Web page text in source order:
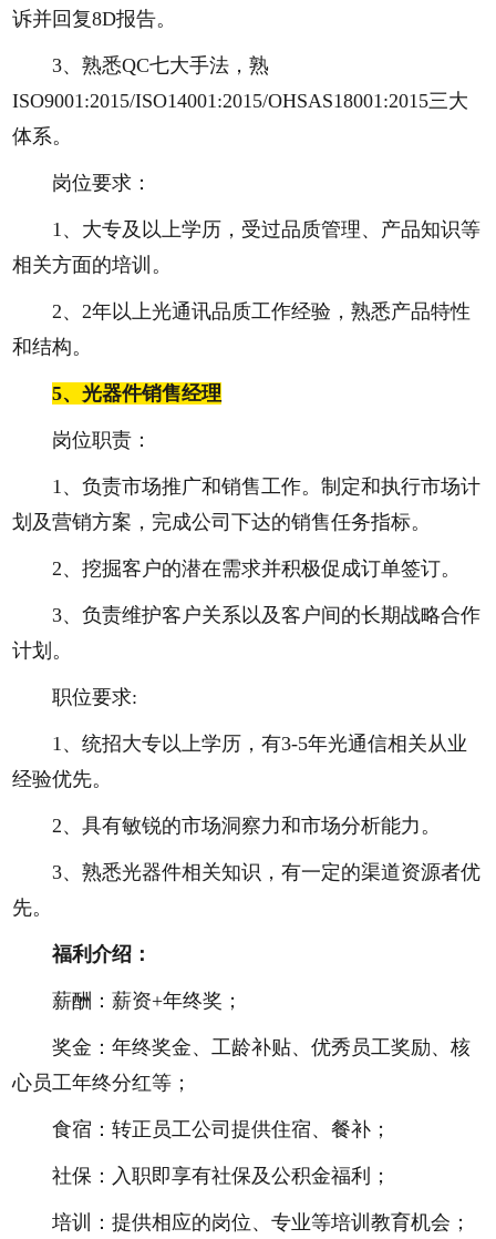
诉并回复8D报告。
3、熟悉QC七大手法，熟
ISO9001:2015/ISO14001:2015/OHSAS18001:2015三大
体系。
岗位要求：
1、大专及以上学历，受过品质管理、产品知识等
相关方面的培训。
2、2年以上光通讯品质工作经验，熟悉产品特性
和结构。
5、光器件销售经理
岗位职责：
1、负责市场推广和销售工作。制定和执行市场计
划及营销方案，完成公司下达的销售任务指标。
2、挖掘客户的潜在需求并积极促成订单签订。
3、负责维护客户关系以及客户间的长期战略合作
计划。
职位要求:
1、统招大专以上学历，有3-5年光通信相关从业
经验优先。
2、具有敏锐的市场洞察力和市场分析能力。
3、熟悉光器件相关知识，有一定的渠道资源者优
先。
福利介绍：
薪酬：薪资+年终奖；
奖金：年终奖金、工龄补贴、优秀员工奖励、核
心员工年终分红等；
食宿：转正员工公司提供住宿、餐补；
社保：入职即享有社保及公积金福利；
培训：提供相应的岗位、专业等培训教育机会；